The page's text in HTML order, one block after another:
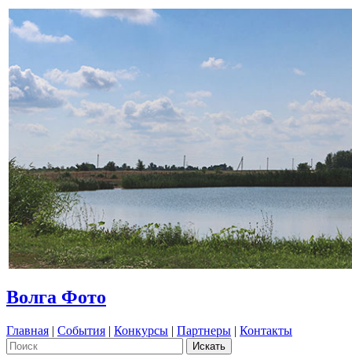
Волга Фото
Главная | События | Конкурсы | Партнеры | Контакты